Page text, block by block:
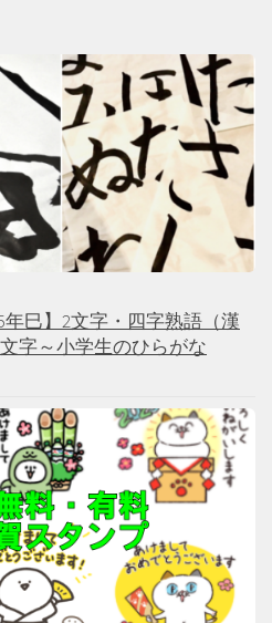
年巳】2文字・四字熟語（漢
字～小学生のひらがな